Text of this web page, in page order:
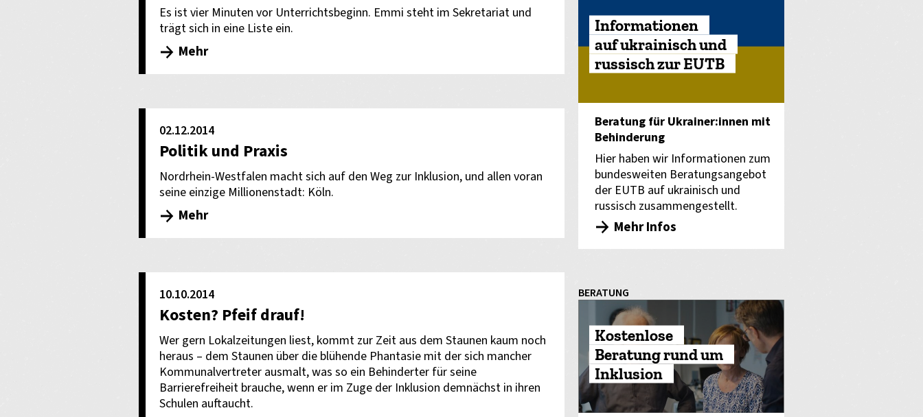
Es ist vier Minuten vor Unterrichtsbeginn. Emmi steht im Sekretariat und
trägt sich in eine Liste ein.
Mehr
02.12.2014
Politik und Praxis
Nordrhein-Westfalen macht sich auf den Weg zur Inklusion, und allen voran
seine einzige Millionenstadt: Köln.
Mehr
10.10.2014
Kosten? Pfeif drauf!
Wer gern Lokalzeitungen liest, kommt zur Zeit aus dem Staunen kaum noch
heraus – dem Staunen über die blühende Phantasie mit der sich mancher
Kommunalvertreter ausmalt, was so ein Behinderter für seine
Barrierefreiheit brauche, wenn er im Zuge der Inklusion demnächst in ihren
Schulen auftaucht.
Informationen
auf ukrainisch und
russisch zur EUTB
Beratung für Ukrainer:innen mit
Behinderung
Hier haben wir Informationen zum
bundesweiten Beratungsangebot
der EUTB auf ukrainisch und
russisch zusammengestellt.
Mehr Infos
BERATUNG
Kostenlose
Beratung rund um
Inklusion